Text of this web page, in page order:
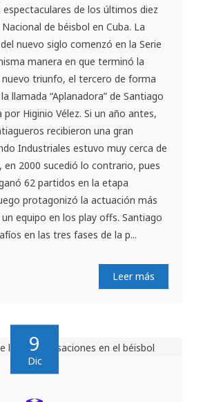
de los últimos diez
de béisbol en Cuba. La
nuevo siglo comenzó en la Serie
manera en que terminó la
triunfo, el tercero de forma
llamada “Aplanadora” de Santiago
por Higinio Vélez. Si un año antes,
recibieron una gran
Industriales estuvo muy cerca de
en 2000 sucedió lo contrario, pues
62 partidos en la etapa
protagonizó la actuación más
equipo en los play offs. Santiago
en las tres fases de la p...
Leer más
9
Dic